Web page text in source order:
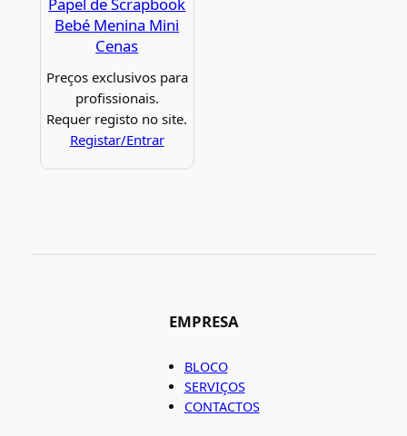
Papel de Scrapbook
Bebé Menina Mini
Cenas
Preços exclusivos para
profissionais.
Requer registo no site.
Registar/Entrar
EMPRESA
BLOCO
SERVIÇOS
CONTACTOS